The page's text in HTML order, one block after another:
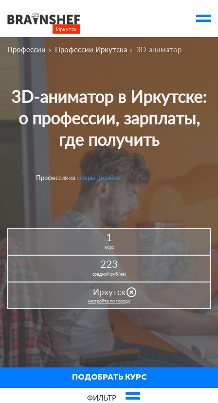
Иркутск
Курсы Иркутска
Компании
Профессии Профессии Иркутска 3D-аниматор
3D-аниматор в Иркутске:
о профессии, зарплаты,
где получить
Профессия изсферы дизайна
1
курс
223
средний руб/час
Иркутскhighlight_off
настройте по городу
ПОДОБРАТЬ КУРС
ФИЛЬТР